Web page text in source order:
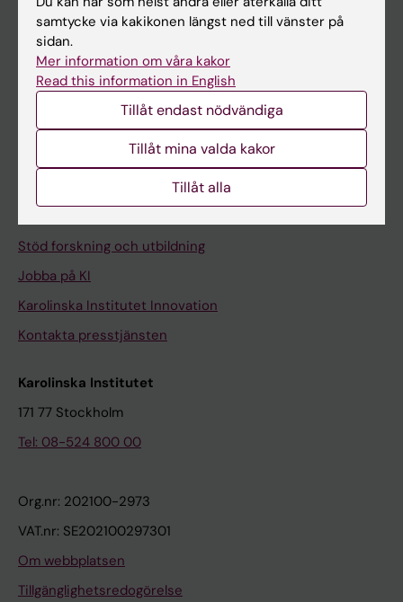
Kurs- och programwebbar
Student på KI
Medarbetarportalen
Stöd forskning och utbildning
Jobba på KI
Karolinska Institutet Innovation
Kontakta presstjänsten
Karolinska Institutet
171 77 Stockholm
Tel: 08-524 800 00
Org.nr: 202100-2973
VAT.nr: SE202100297301
Om webbplatsen
Tillgänglighetsredogörelse
samtycke via kakikonen längst ned till vänster på
sidan.
Mer information om våra kakor
Read this information in English
Tillåt endast nödvändiga
Tillåt mina valda kakor
Tillåt alla